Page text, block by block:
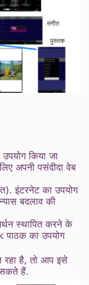
उपयोग किया जा
अपनी पसंदीदा वेब
इंटरनेट का उपयोग
बदलाव की
स्थापित करने के
का उपयोग
है, तो आप इसे
हैं.